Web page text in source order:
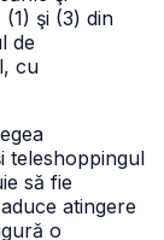
şi (3) din
de
cu
teleshoppingul
să fie
atingere
o